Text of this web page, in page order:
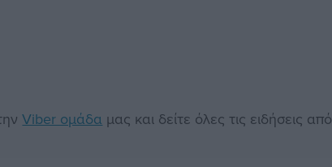
Viber ομάδα μας και δείτε όλες τις ειδήσεις από